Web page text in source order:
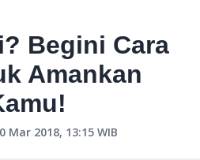
Begini Cara
Amankan
Mar 2018, 13:15 WIB